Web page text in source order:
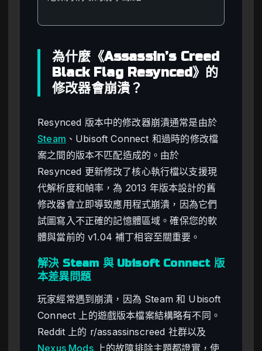
為什麼《Assassin’s Creed
Black Flag Resynced》的
修改器會崩潰？
Resynced 版本中的修改器崩潰通常是由於
Steam 、Ubisoft Connect 和過時的修改檔
案之間的版本不匹配造成的。由於
Resynced 更新修改了核心執行檔以支援現
代解析度和幀率，為 2013 年版本設計的舊
修改器會立即導致應用程式崩潰，因為它們
試圖寫入不正確的記憶體區域。確保您的軟
體與當前的 v1.04 補丁相容至關重要。
解決 Steam 與 Ubisoft Connect 版
本差異問題
玩家經常遇到崩潰，因為 Steam 和 Ubisoft
Connect 上的遊戲版本檔案結構略有不同。
Reddit 上的 r/assassinscreed 社群以及
Nexus Mods上的故障排除主題都證實，使